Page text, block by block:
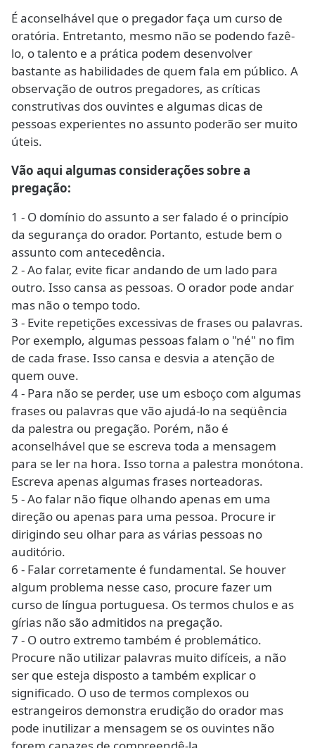
É aconselhável que o pregador faça um curso de
oratória. Entretanto, mesmo não se podendo fazê-
lo, o talento e a prática podem desenvolver
bastante as habilidades de quem fala em público. A
observação de outros pregadores, as críticas
construtivas dos ouvintes e algumas dicas de
pessoas experientes no assunto poderão ser muito
úteis.
Vão aqui algumas considerações sobre a
pregação:
1 - O domínio do assunto a ser falado é o princípio
da segurança do orador. Portanto, estude bem o
assunto com antecedência.
2 - Ao falar, evite ficar andando de um lado para
outro. Isso cansa as pessoas. O orador pode andar
mas não o tempo todo.
3 - Evite repetições excessivas de frases ou palavras.
Por exemplo, algumas pessoas falam o "né" no fim
de cada frase. Isso cansa e desvia a atenção de
quem ouve.
4 - Para não se perder, use um esboço com algumas
frases ou palavras que vão ajudá-lo na seqüência
da palestra ou pregação. Porém, não é
aconselhável que se escreva toda a mensagem
para se ler na hora. Isso torna a palestra monótona.
Escreva apenas algumas frases norteadoras.
5 - Ao falar não fique olhando apenas em uma
direção ou apenas para uma pessoa. Procure ir
dirigindo seu olhar para as várias pessoas no
auditório.
6 - Falar corretamente é fundamental. Se houver
algum problema nesse caso, procure fazer um
curso de língua portuguesa. Os termos chulos e as
gírias não são admitidos na pregação.
7 - O outro extremo também é problemático.
Procure não utilizar palavras muito difíceis, a não
ser que esteja disposto a também explicar o
significado. O uso de termos complexos ou
estrangeiros demonstra erudição do orador mas
pode inutilizar a mensagem se os ouvintes não